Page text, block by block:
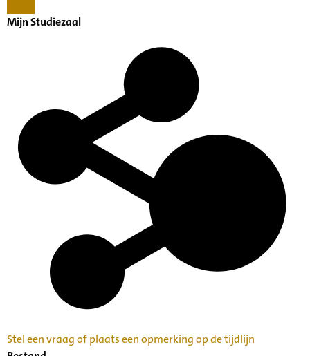
Mijn Studiezaal
Stel een vraag of plaats een opmerking op de tijdlijn